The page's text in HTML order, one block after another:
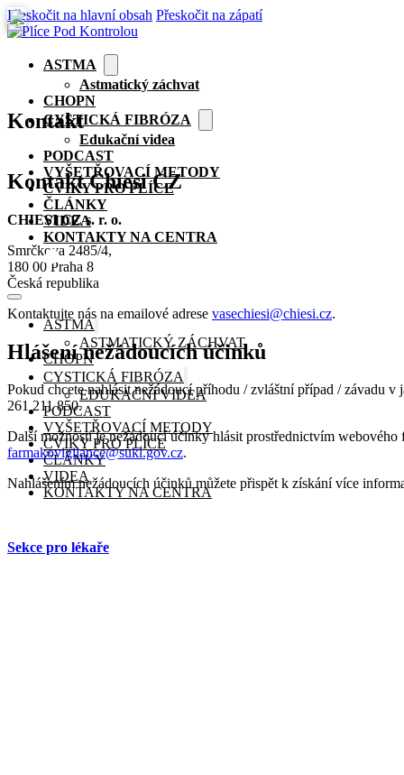
Přeskočit na hlavní obsah Přeskočit na zápatí
ASTMA
Astmatický záchvat
CHOPN
CYSTICKÁ FIBRÓZA
Edukační videa
PODCAST
VYŠETŘOVACÍ METODY
CVIKY PRO PLÍCE
ČLÁNKY
VIDEA
KONTAKTY NA CENTRA
🏠
ASTMA
ASTMATICKÝ ZÁCHVAT
CHOPN
CYSTICKÁ FIBRÓZA
EDUKAČNÍ VIDEA
PODCAST
VYŠETŘOVACÍ METODY
CVIKY PRO PLÍCE
ČLÁNKY
VIDEA
KONTAKTY NA CENTRA
Sekce pro lékaře
Kontakt
Kontakt Chiesi CZ
CHIESI CZ s. r. o.
Smrčkova 2485/4,
180 00 Praha 8
Česká republika
Kontaktujte nás na emailové adrese vasechiesi@chiesi.cz.
Hlášení nežádoucích účinků
Pokud chcete nahlásit nežádoucí příhodu / zvláštní případ / závadu
261 211 850.
Další možností je nežádoucí účinky hlásit prostřednictvím
farmakovigilance@sukl.gov.cz.
Nahlášením nežádoucích účinků můžete přispět k získání více